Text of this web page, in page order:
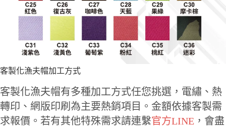
客製化漁夫帽加工方式
客製化漁夫帽有多種加工方式任您挑選，電繡、熱
轉印、網版印刷為主要熱銷項目。金額依據客製需
求報價。若有其他特殊需求請連繫官方LINE ，會盡